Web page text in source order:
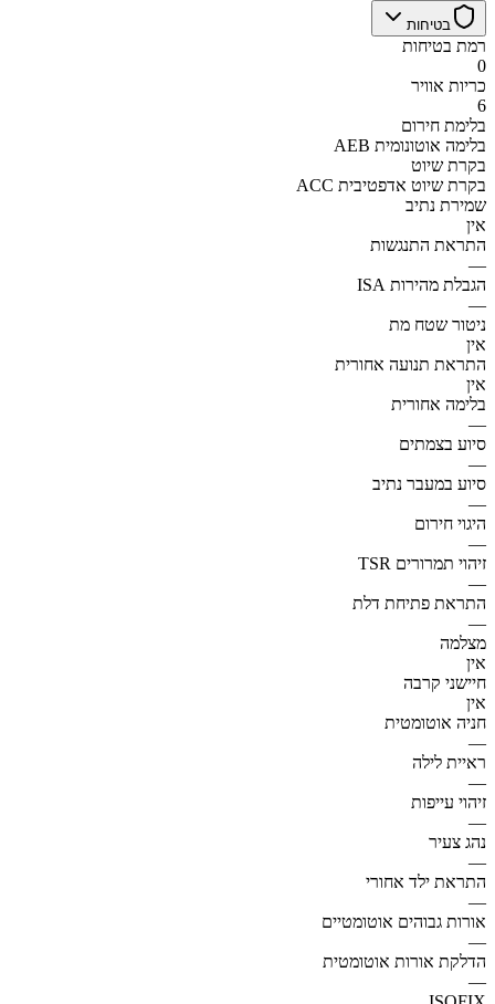
בטיחות
רמת בטיחות
0
כריות אוויר
6
בלימת חירום
AEB בלימה אוטונומית
בקרת שיוט
ACC בקרת שיוט אדפטיבית
שמירת נתיב
אין
התראת התנגשות
—
הגבלת מהירות ISA
—
ניטור שטח מת
אין
התראת תנועה אחורית
אין
בלימה אחורית
—
סיוע בצמתים
—
סיוע במעבר נתיב
—
היגוי חירום
—
זיהוי תמרורים TSR
—
התראת פתיחת דלת
—
מצלמה
אין
חיישני קרבה
אין
חניה אוטומטית
—
ראיית לילה
—
זיהוי עייפות
—
נהג צעיר
—
התראת ילד אחורי
—
אורות גבוהים אוטומטיים
—
הדלקת אורות אוטומטית
—